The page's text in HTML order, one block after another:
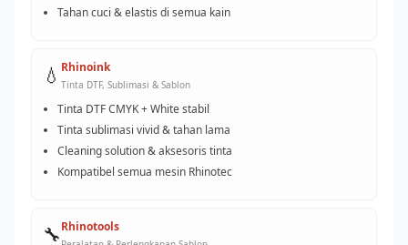
Tahan cuci & elastis di semua kain
💧 Rhinoink
Tinta DTF, Sublimasi & Sablon
Tinta DTF CMYK + White stabil
Tinta sublimasi vivid & tahan lama
Cleaning solution & aksesoris tinta
Kompatibel semua mesin Rhinotec
🔧Rhinotools